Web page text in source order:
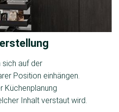
sich auf der
Position einhängen.
Küchenplanung
Inhalt verstaut wird.